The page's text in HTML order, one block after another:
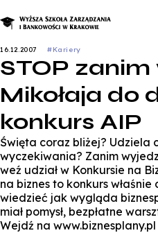
16.12.2007 #Kariery
STOP
Mikołaja do
konkurs AIP
Święta coraz bliżej? Udziela
wyczekiwania? Zanim
weź udział w Konkursie na
na biznes to konkurs
wiedzieć jak wygląda
miał pomysł, bezpłatne
Wejdź na